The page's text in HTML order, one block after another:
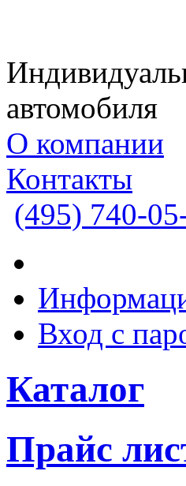
автомобиля
О компании
Контакты
(495) 740-
Вход с
Каталог
Прайс